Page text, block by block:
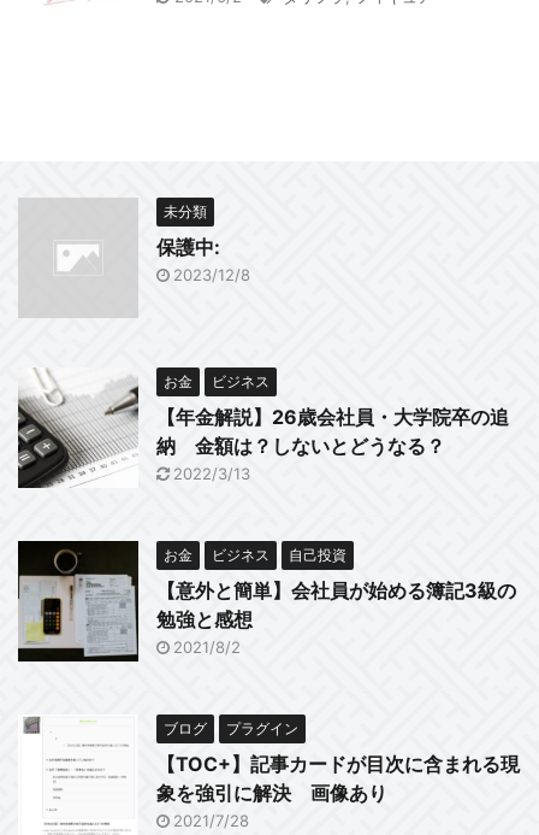
未分類
保護中:
2023/12/8
お金 ビジネス
【年金解説】26歳会社員・大学院卒の追
納 金額は？しないとどうなる？
2022/3/13
お金 ビジネス 自己投資
【意外と簡単】会社員が始める簿記3級の
勉強と感想
2021/8/2
ブログ プラグイン
【TOC+】記事カードが目次に含まれる現
象を強引に解決 画像あり
2021/7/28